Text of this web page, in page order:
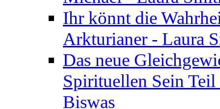
Ihr könnt die
Arkturianer - Laura
Das neue
Spirituellen Sein
Biswas